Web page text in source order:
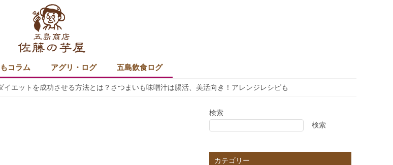
コラム アグリ・ログ 五島飲食ログ
イエットを成功させる方法とは？さつまいも味噌汁は腸活、美活向き！アレンジレシピも
検索
検索
カテゴリー